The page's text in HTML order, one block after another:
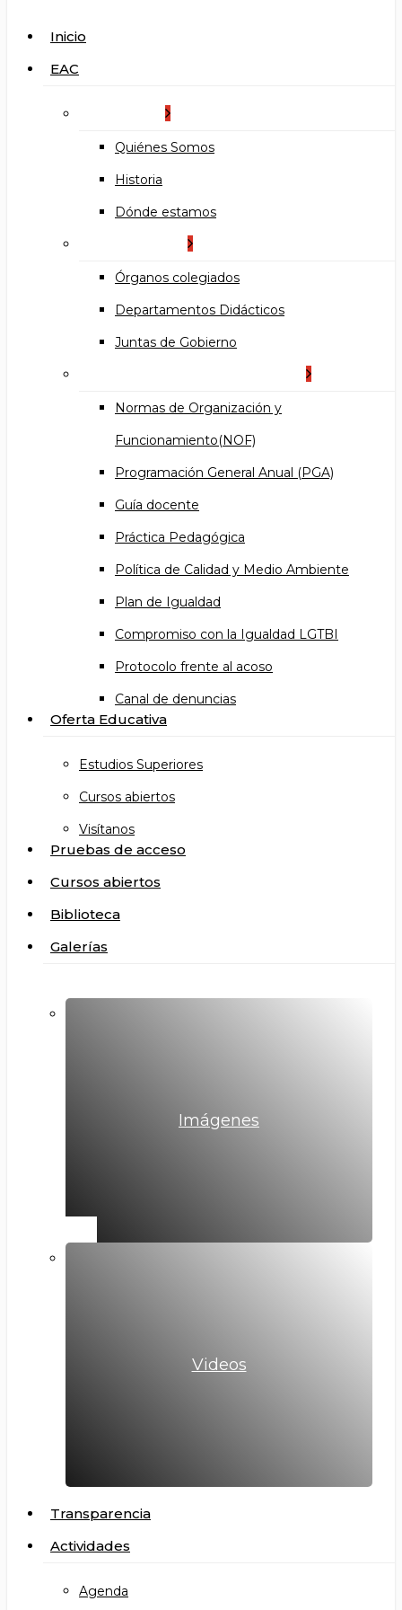
search
Menu
Inicio
EAC
Quiénes Somos
Historia
Dónde estamos
Órganos colegiados
Departamentos Didácticos
Juntas de Gobierno
Normas de Organización y
Funcionamiento(NOF)
Programación General Anual (PGA)
Guía docente
Práctica Pedagógica
Política de Calidad y Medio Ambiente
Plan de Igualdad
Compromiso con la Igualdad LGTBI
Protocolo frente al acoso
Canal de denuncias
Oferta Educativa
Estudios Superiores
Cursos abiertos
Visítanos
Pruebas de acceso
Cursos abiertos
Biblioteca
Galerías
Imágenes
Videos
Transparencia
Actividades
Agenda